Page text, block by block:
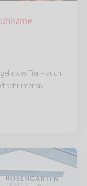
Tier – auch
sehr intensiv.